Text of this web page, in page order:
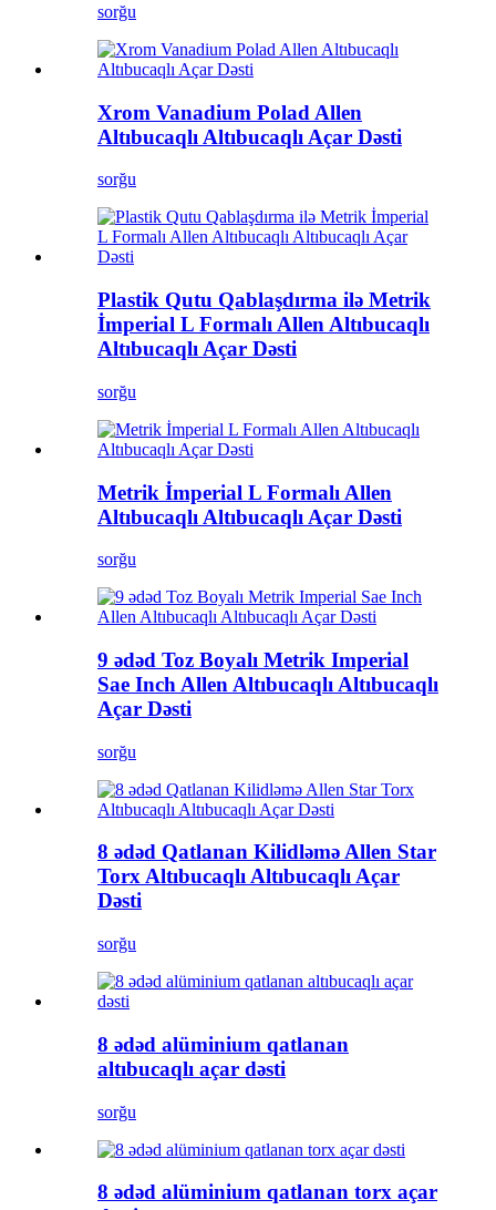
sorğu
Xrom Vanadium Polad Allen
Altıbucaqlı Altıbucaqlı Açar Dəsti
sorğu
Plastik Qutu Qablaşdırma ilə Metrik
İmperial L Formalı Allen Altıbucaqlı
Altıbucaqlı Açar Dəsti
sorğu
Metrik İmperial L Formalı Allen
Altıbucaqlı Altıbucaqlı Açar Dəsti
sorğu
9 ədəd Toz Boyalı Metrik Imperial
Sae Inch Allen Altıbucaqlı Altıbucaqlı
Açar Dəsti
sorğu
8 ədəd Qatlanan Kilidləmə Allen Star
Torx Altıbucaqlı Altıbucaqlı Açar
Dəsti
sorğu
8 ədəd alüminium qatlanan
altıbucaqlı açar dəsti
sorğu
8 ədəd alüminium qatlanan torx açar